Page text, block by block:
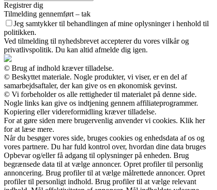
Registrer dig
Tilmelding gennemført – tak
Jeg samtykker til behandlingen af mine oplysninger i henhold til
politikken.
Ved tilmelding til nyhedsbrevet accepterer du vores vilkår og
privatlivspolitik. Du kan altid afmelde dig igen.
© Brug af indhold kræver tilladelse.
© Beskyttet materiale. Nogle produkter, vi viser, er en del af
samarbejdsaftaler, der kan give os en økonomisk gevinst.
© Vi forbeholder os alle rettigheder til materialet på denne side.
Nogle links kan give os indtjening gennem affiliateprogrammer.
Kopiering eller videreformidling kræver tilladelse.
For at gøre siden mere brugervenlig anvender vi cookies. Klik her
for at læse mere.
Når du besøger vores side, bruges cookies og enhedsdata af os og
vores partnere. Du har fuld kontrol over, hvordan dine data bruges
Opbevar og/eller få adgang til oplysninger på enheden. Brug
begrænsede data til at vælge annoncer. Opret profiler til personlig
annoncering. Brug profiler til at vælge målrettede annoncer. Opret
profiler til personligt indhold. Brug profiler til at vælge relevant